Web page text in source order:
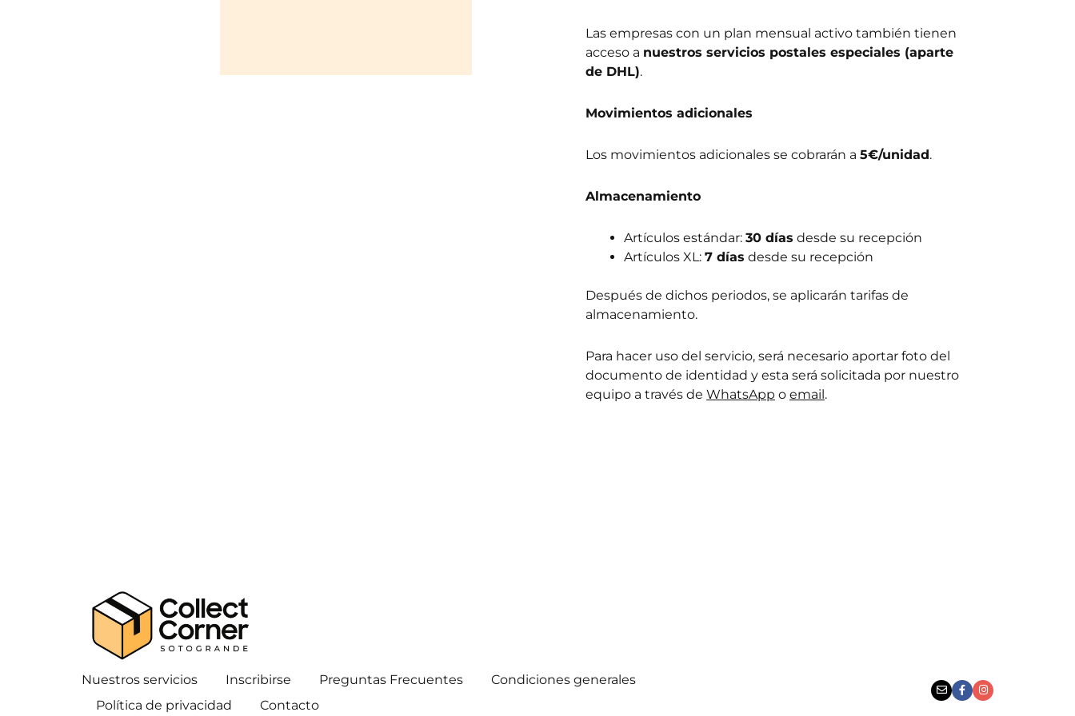
Las empresas con un plan mensual activo también tienen
acceso a nuestros servicios postales especiales (aparte
de DHL).
Movimientos adicionales
Los movimientos adicionales se cobrarán a 5€/unidad.
Almacenamiento
Artículos estándar: 30 días desde su recepción
Artículos XL: 7 días desde su recepción
Después de dichos periodos, se aplicarán tarifas de
almacenamiento.
Para hacer uso del servicio, será necesario aportar foto del
documento de identidad y esta será solicitada por nuestro
equipo a través de WhatsApp o email .
Nuestros servicios Inscribirse Preguntas Frecuentes
Condiciones generales
Política de privacidad
Contacto